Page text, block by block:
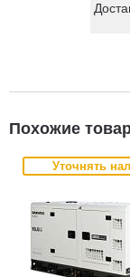
Похожие
Уточнять